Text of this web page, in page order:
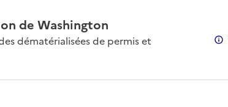
de Washington
dématérialisées de permis et